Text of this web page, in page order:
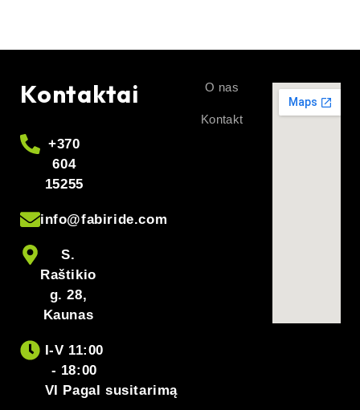
Kontaktai
+370
604
15255
info@fabiride.com
S.
Raštikio
g. 28,
Kaunas
I-V 11:00
- 18:00
VI Pagal susitarimą
O nas
Kontakt